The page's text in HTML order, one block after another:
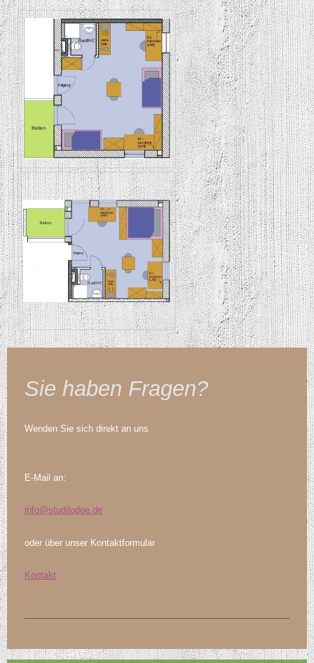
Sie haben Fragen?
Wenden Sie sich direkt an uns
E-Mail an:
info@studilodge.de
oder über unser Kontaktformular
Kontakt